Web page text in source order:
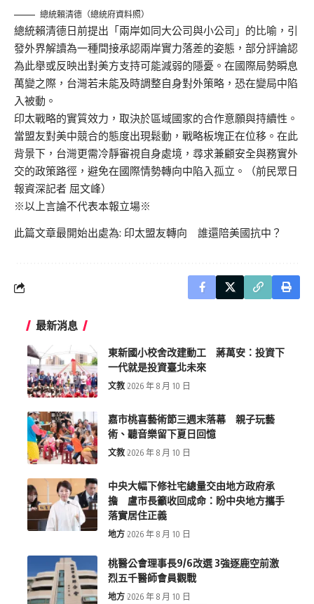
總統賴清德（總統府資料照）
總統賴清德日前提出「兩岸如同大公司與小公司」的比喻，引
發外界解讀為一種間接承認兩岸實力落差的姿態，部分評論認
為此舉或反映出對美方支持可能減弱的隱憂。在國際局勢瞬息
萬變之際，台灣若未能及時調整自身對外策略，恐在變局中陷
入被動。
印太戰略的實質效力，取決於區域國家的合作意願與持續性。
當盟友對美中競合的態度出現鬆動，戰略板塊正在位移。在此
背景下，台灣更需冷靜審視自身處境，尋求兼顧安全與務實外
交的政策路徑，避免在國際情勢轉向中陷入孤立。（前民眾日
報資深記者 屈文峰）
※以上言論不代表本報立場※
此篇文章最開始出處為: 印太盟友轉向 誰還陪美國抗中？
最新消息
東新國小校舍改建動工 蔣萬安：投資下
一代就是投資臺北未來
文教 2026 年 8 月 10 日
嘉市桃喜藝術節三週末落幕 親子玩藝
術、聽音樂留下夏日回憶
文教 2026 年 8 月 10 日
中央大幅下修社宅總量交由地方政府承
擔 盧市長籲收回成命：盼中央地方攜手
落實居住正義
地方 2026 年 8 月 10 日
桃醫公會理事長9/6改選 3強逐鹿空前激
烈五千醫師會員觀戰
地方 2026 年 8 月 10 日